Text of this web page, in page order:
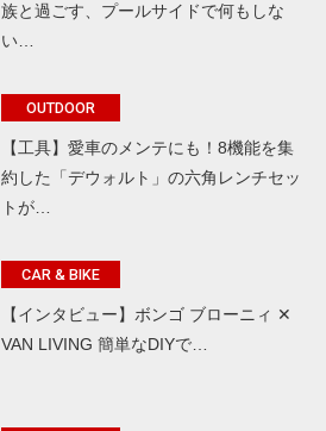
族と過ごす、プールサイドで何もしな
い…
OUTDOOR
【工具】愛車のメンテにも！8機能を集
約した「デウォルト」の六角レンチセッ
トが…
CAR & BIKE
【インタビュー】ボンゴ ブローニィ ✕
VAN LIVING 簡単なDIYで…